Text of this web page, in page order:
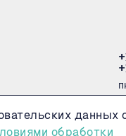
данных
обработки